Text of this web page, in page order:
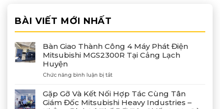
BÀI VIẾT MỚI NHẤT
Bàn Giao Thành Công 4 Máy Phát Điện
Mitsubishi MGS2300R Tại Cảng Lạch
Huyện
Chức năng bình luận bị tắtở
Giao
Thành
Công
Gặp Gỡ Và Kết Nối Hợp Tác Cùng Tân
Giám Đốc Mitsubishi Heavy Industries –